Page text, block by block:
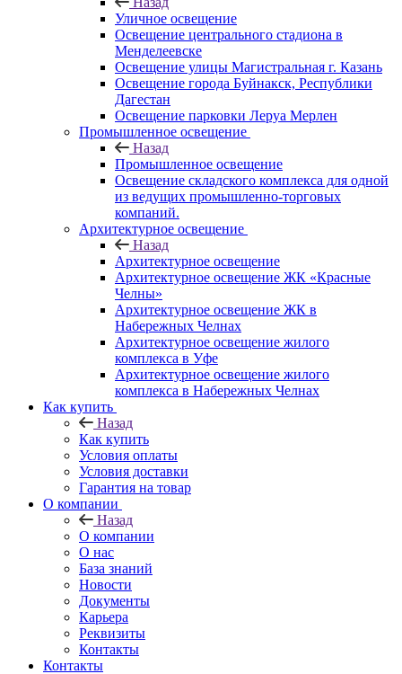
Уличное освещение
Освещение центрального стадиона в
Менделеевске
Освещение улицы Магистральная г. Казань
Освещение города Буйнакск, Республики
Дагестан
Освещение парковки Леруа Мерлен
Промышленное освещение
Назад
Промышленное освещение
Освещение складского комплекса для одной
из ведущих промышленно-торговых
компаний.
Архитектурное освещение
Назад
Архитектурное освещение
Архитектурное освещение ЖК «Красные
Челны»
Архитектурное освещение ЖК в
Набережных Челнах
Архитектурное освещение жилого
комплекса в Уфе
Архитектурное освещение жилого
комплекса в Набережных Челнах
Как купить
Назад
Как купить
Условия оплаты
Условия доставки
Гарантия на товар
О компании
Назад
О компании
О нас
База знаний
Новости
Документы
Карьера
Реквизиты
Контакты
Контакты